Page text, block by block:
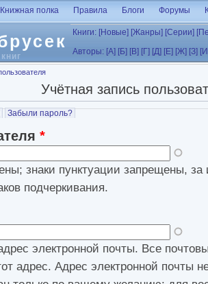
Книжная полка Правила Блоги Форумы
Книги: [Новые] [Жанры] [Серии]
Авторы: [А] [Б] [В] [Г] [Д] [Е] [Ж] [З]
Учётная запись
вкладка)
Забыли пароль?
*
знаки пунктуации запрещены, за
подчеркивания.
электронной почты. Все
адрес. Адрес электронной почты